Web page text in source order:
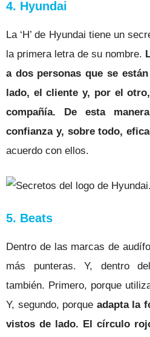
4. Hyundai
La ‘H’ de Hyundai tiene un
la primera letra de su nombre.
a dos personas que se
lado, el cliente y, por el
compañía. De esta
confianza y, sobre todo,
acuerdo con ellos.
5. Beats
Dentro de las marcas de
más punteras. Y, dentro
también. Primero, porque
Y, segundo, porque adapta la
vistos de lado. El círculo